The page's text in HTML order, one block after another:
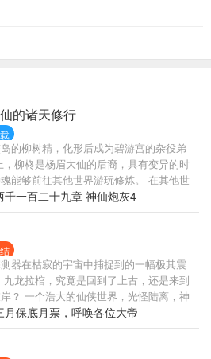
的诸天修行
的柳树精，化形后成为碧游宫的杂役弟
，柳柊是杨眉大仙的后裔，具有变异的时
能够前往其他世界游玩修炼。 在其他世
了和的小说电视。 知晓自己所在的世界
柊开始暗搓搓地搞事了……
千一百二十九章 神仙炮灰4
器在枯寂的宇宙中捕捉到的一幅极其震
龙拉棺，究竟是回到了上古，还是来到
？ 一个浩大的仙侠世界，光怪陆离，神
似火山沸腾，激情若瀚海汹涌，欲望如
登天路，踏歌行，弹指遮天。
月保底月票，呼唤各位大帝